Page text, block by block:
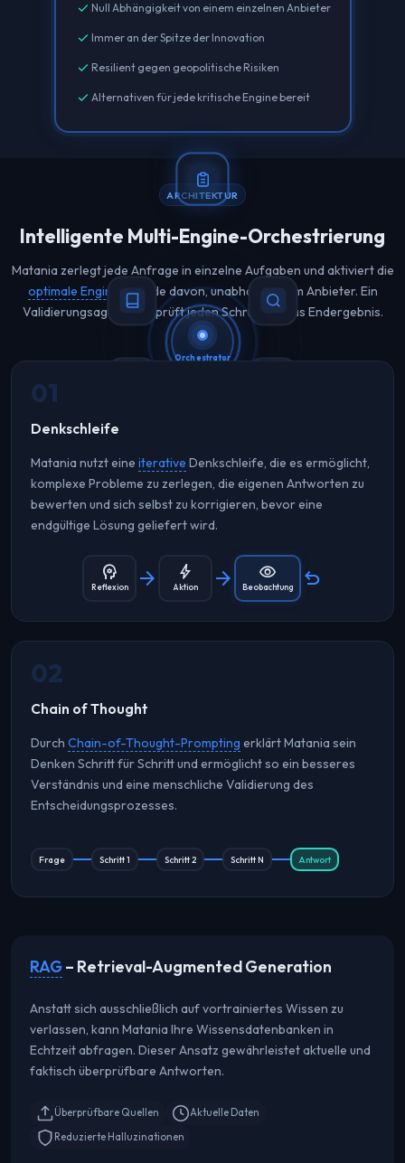
check Null Abhängigkeit von einem einzelnen Anbieter
check Immer an der Spitze der Innovation
check Resilient gegen geopolitische Risiken
check Alternativen für jede kritische Engine bereit
ARCHITEKTUR
Intelligente Multi-Engine-Orchestrierung
Matania zerlegt jede Anfrage in einzelne Aufgaben und aktiviert die
optimale Engine für jede davon, unabhängig vom Anbieter. Ein
Validierungsagent überprüft jeden Schritt und das Endergebnis.
Orchestrator
01
Denkschleife
Matania nutzt eineiterative Denkschleife, die es ermöglicht,
komplexe Probleme zu zerlegen, die eigenen Antworten zu
bewerten und sich selbst zu korrigieren, bevor eine
endgültige Lösung geliefert wird.
psychology
Reflexion arrow_forward bolt
Aktion arrow_forward visibility
Beobachtung undo
02
Chain of Thought
DurchChain-of-Thought-Prompting erklärt Matania sein
Denken Schritt für Schritt und ermöglicht so ein besseres
Verständnis und eine menschliche Validierung des
Entscheidungsprozesses.
Frage Schritt 1 Schritt 2 Schritt N Antwort
RAG– Retrieval-Augmented Generation
Anstatt sich ausschließlich auf vortrainiertes Wissen zu
verlassen, kann Matania Ihre Wissensdatenbanken in
Echtzeit abfragen. Dieser Ansatz gewährleistet aktuelle und
faktisch überprüfbare Antworten.
Überprüfbare Quellen
Aktuelle Daten
Reduzierte Halluzinationen